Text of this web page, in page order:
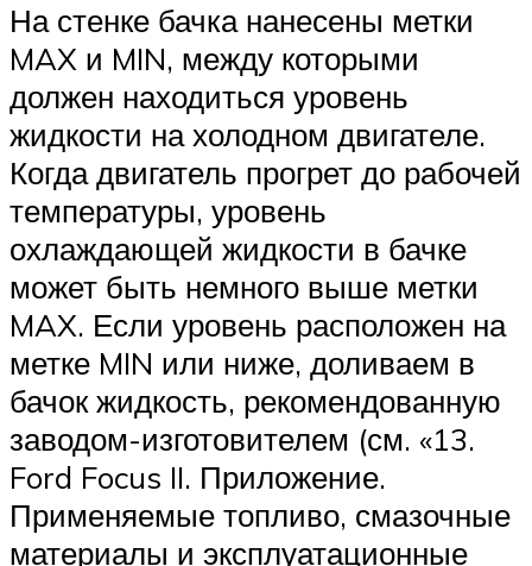
На стенке бачка нанесены метки
MAX и MIN, между которыми
должен находиться уровень
жидкости на холодном двигателе.
Когда двигатель прогрет до рабочей
температуры, уровень
охлаждающей жидкости в бачке
может быть немного выше метки
MAX. Если уровень расположен на
метке MIN или ниже, доливаем в
бачок жидкость, рекомендованную
заводом-изготовителем (см. «13.
Ford Focus II. Приложение.
Применяемые топливо, смазочные
материалы и эксплуатационные